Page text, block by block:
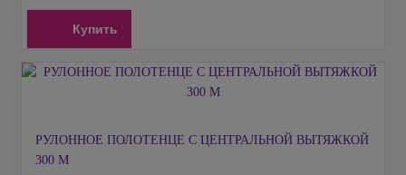
Купить
РУЛОННОЕ ПОЛОТЕНЦЕ С ЦЕНТРАЛЬНОЙ ВЫТЯЖКОЙ
300 М